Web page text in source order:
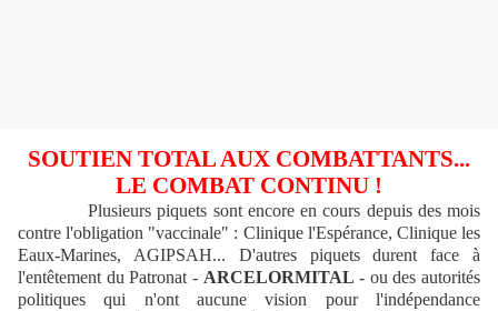
SOUTIEN TOTAL AUX COMBATTANTS...
LE COMBAT CONTINU !
Plusieurs piquets sont encore en cours depuis des mois
contre l'obligation "vaccinale" : Clinique l'Espérance, Clinique les
Eaux-Marines, AGIPSAH... D'autres piquets durent face à
l'entêtement du Patronat - ARCELORMITAL - ou des autorités
politiques qui n'ont aucune vision pour l'indépendance